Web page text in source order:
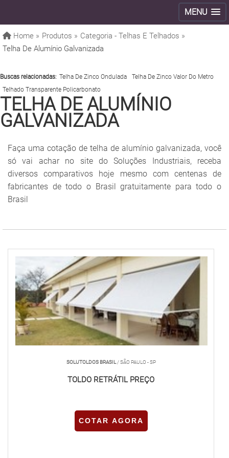
MENU
Home » Produtos » Categoria - Telhas E Telhados »
Telha De Alumínio Galvanizada
Buscas relacionadas: Telha De Zinco Ondulada
Telha De Zinco Valor Do Metro
Telhado Transparente Policarbonato
TELHA DE ALUMÍNIO
GALVANIZADA
Faça uma cotação de telha de alumínio galvanizada, você
só vai achar no site do Soluções Industriais, receba
diversos comparativos hoje mesmo com centenas de
fabricantes de todo o Brasil gratuitamente para todo o
Brasil
SOLUTOLDOS BRASIL/ SÃO PAULO - SP
TOLDO RETRÁTIL PREÇO
COTAR AGORA